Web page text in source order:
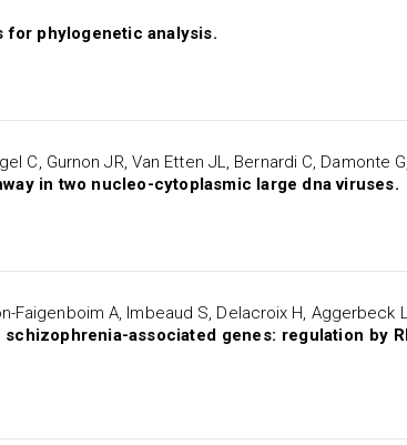
for phylogenetic analysis.
C, Gurnon JR, Van Etten JL, Bernardi C, Damonte
in two nucleo-cytoplasmic large dna viruses.
Faigenboim A, Imbeaud S, Delacroix H, Aggerbeck
associated genes: regulation by